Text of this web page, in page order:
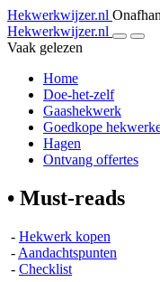
Hekwerkwijzer.nl
Hekwerkwijzer.nl
Vaak gelezen
Home
Doe-het-zelf
Gaashekwerk
Goedkope
Hagen
Ontvang offertes
• Must-reads
- Hekwerk kopen
- Aandachtspunten
- Checklist